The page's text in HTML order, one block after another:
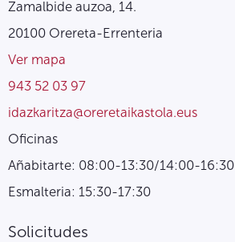
Zamalbide auzoa, 14.
20100 Orereta-Errenteria
Ver mapa
943 52 03 97
idazkaritza@oreretaikastola.eus
Oficinas
Añabitarte: 08:00-13:30/14:00-16:30
Esmalteria: 15:30-17:30
Solicitudes